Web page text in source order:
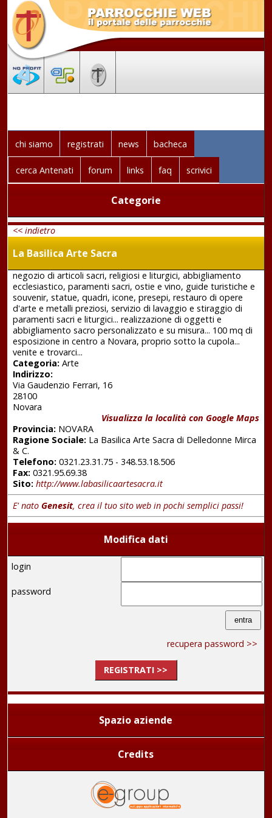
chi siamo registrati news bacheca
cerca Antenati forum links faq scrivici
Categorie
<< indietro
La Basilica Arte Sacra
negozio di articoli sacri, religiosi e liturgici, abbigliamento
ecclesiastico, paramenti sacri, ostie e vino, guide turistiche e
souvenir, statue, quadri, icone, presepi, restauro di opere
d'arte e metalli preziosi, servizio di lavaggio e stiraggio di
paramenti sacri e liturgici... realizzazione di oggetti e
abbigliamento sacro personalizzato e su misura... 100 mq di
esposizione in centro a Novara, proprio sotto la cupola...
venite e trovarci...
Categoria:Arte
Indirizzo:
Via Gaudenzio Ferrari, 16
28100
Novara
Visualizza la località con Google Maps
Provincia:NOVARA
Ragione Sociale:La Basilica Arte Sacra di Delledonne Mirca
& C.
Telefono:0321.23.31.75 - 348.53.18.506
Fax:0321.95.69.38
Sito: http://www.labasilicaartesacra.it
E' nato Genesit, crea il tuo sito web in pochi semplici passi!
Modifica dati
login
password
recupera password >>
REGISTRATI >>
Spazio aziende
Credits